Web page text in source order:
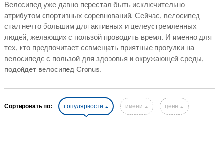
Велосипед уже давно перестал быть исключительно
атрибутом спортивных соревнований. Сейчас, велосипед
стал нечто большим для активных и целеустремленных
людей, желающих с пользой проводить время. И именно для
тех, кто предпочитает совмещать приятные прогулки на
велосипеде с пользой для здоровья и окружающей среды,
подойдет велосипед Cronus.
Сортировать по: популярности имени цене